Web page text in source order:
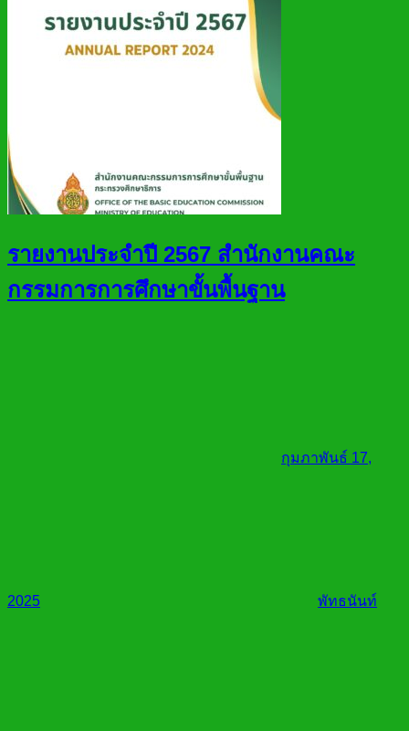
รายงานประจำปี 2567 สำนักงานคณะ
กรรมการการศึกษาขั้นพื้นฐาน
กุมภาพันธ์ 17,
2025 พัทธนันท์